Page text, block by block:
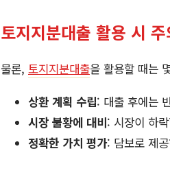
토지지분대출 활용 시
물론, 토지지분대출을 활용할 때는
상환 계획 수립: 대출 후에는
시장 불황에 대비: 시장이 하
정확한 가치 평가: 담보로 제